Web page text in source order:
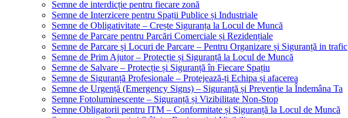
Semne de interdicție pentru fiecare zonă
Semne de Interzicere pentru Spații Publice și Industriale
Semne de Obligativitate – Crește Siguranța la Locul de Muncă
Semne de Parcare pentru Parcări Comerciale și Rezidențiale
Semne de Parcare și Locuri de Parcare – Pentru Organizare și Siguranță in trafic
Semne de Prim Ajutor – Protecție și Siguranță la Locul de Muncă
Semne de Salvare – Protecție și Siguranță în Fiecare Spațiu
Semne de Siguranță Profesionale – Protejează-ți Echipa și afacerea
Semne de Urgență (Emergency Signs) – Siguranță și Prevenție la Îndemâna Ta
Semne Fotoluminescente – Siguranță și Vizibilitate Non-Stop
Semne Obligatorii pentru ITM – Conformitate și Siguranță la Locul de Muncă